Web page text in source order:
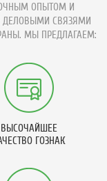
ОПЫТОМ И
ДЕЛОВЫМИ СВЯЗЯМИ
МЫ ПРЕДЛАГАЕМ:
ВЫСОЧАЙШЕЕ
ГОЗНАК